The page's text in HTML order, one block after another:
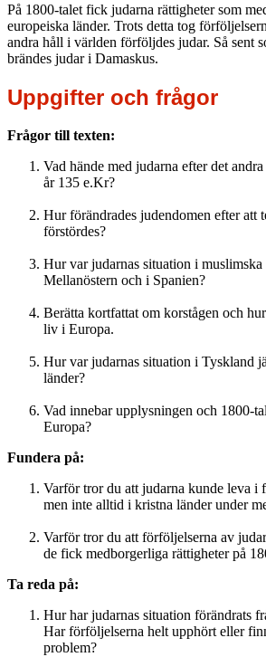
På 1800-talet fick judarna rättigheter som
europeiska länder. Trots detta tog
andra håll i världen förföljdes judar. Så sent
brändes judar i Damaskus.
Uppgifter och frågor
Frågor till texten:
Vad hände med judarna efter det
år 135 e.Kr?
Hur förändrades judendomen efter att
förstördes?
Hur var judarnas situation i muslimska
Mellanöstern och i Spanien?
Berätta kortfattat om korstågen och
liv i Europa.
Hur var judarnas situation i Tyskland
länder?
Vad innebar upplysningen och 1800-
Europa?
Fundera på:
Varför tror du att judarna kunde leva i
men inte alltid i kristna länder under
Varför tror du att förföljelserna av
de fick medborgerliga rättigheter på
Ta reda på:
Hur har judarnas situation förändrats
Har förföljelserna helt upphört eller
problem?